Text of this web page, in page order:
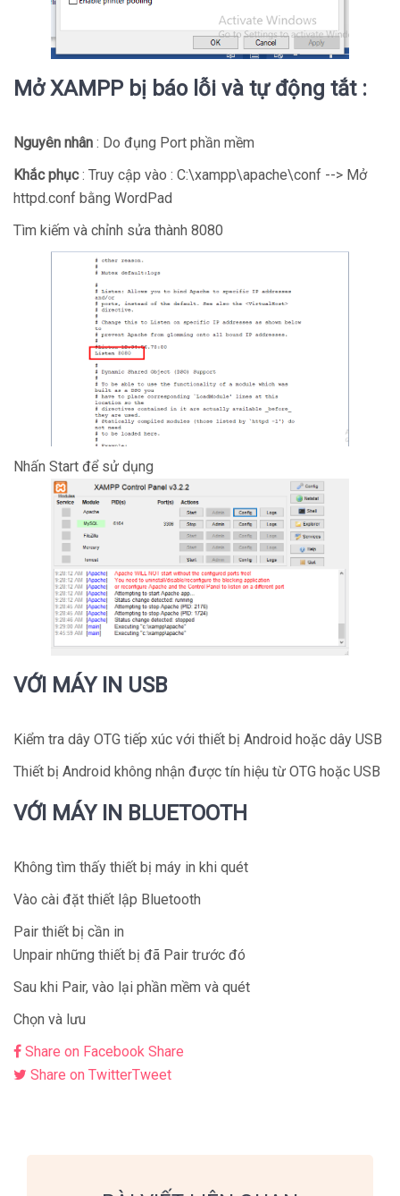
Mở XAMPP bị báo lỗi và tự động tắt :
Nguyên nhân : Do đụng Port phần mềm
Khắc phục: Truy cập vào : C:\xampp\apache\conf --> Mở
httpd.conf bằng WordPad
Tìm kiếm và chỉnh sửa thành 8080
Nhấn Start để sử dụng
VỚI MÁY IN USB
Kiểm tra dây OTG tiếp xúc với thiết bị Android hoặc dây USB
Thiết bị Android không nhận được tín hiệu từ OTG hoặc USB
VỚI MÁY IN BLUETOOTH
Không tìm thấy thiết bị máy in khi quét
Vào cài đặt thiết lập Bluetooth
Pair thiết bị cần in
Unpair những thiết bị đã Pair trước đó
Sau khi Pair, vào lại phần mềm và quét
Chọn và lưu
Share on Facebook Share
Share on TwitterTweet